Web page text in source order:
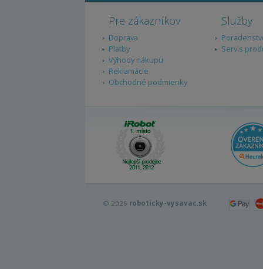
Pre zákazníkov
Doprava
Platby
Výhody nákupu
Reklamácie
Obchodné podmienky
Služby
Servis
© 2026 roboticky-vysavac.sk